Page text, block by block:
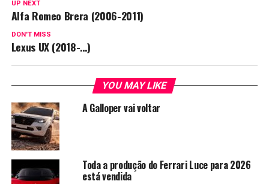
UP NEXT
Alfa Romeo Brera (2006-2011)
DON'T MISS
Lexus UX (2018-…)
YOU MAY LIKE
A Galloper vai voltar
Toda a produção do Ferrari Luce para 2026
está vendida